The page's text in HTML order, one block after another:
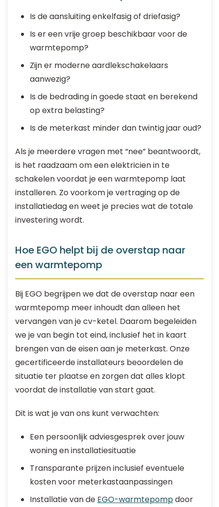
Is de aansluiting enkelfasig of driefasig?
Is er een vrije groep beschikbaar voor de
warmtepomp?
Zijn er moderne aardlekschakelaars
aanwezig?
Is de bedrading in goede staat en berekend
op extra belasting?
Is de meterkast minder dan twintig jaar oud?
Als je meerdere vragen met “nee” beantwoordt,
is het raadzaam om een elektricien in te
schakelen voordat je een warmtepomp laat
installeren. Zo voorkom je vertraging op de
installatiedag en weet je precies wat de totale
investering wordt.
Hoe EGO helpt bij de overstap naar
een warmtepomp
Bij EGO begrijpen we dat de overstap naar een
warmtepomp meer inhoudt dan alleen het
vervangen van je cv-ketel. Daarom begeleiden
we je van begin tot eind, inclusief het in kaart
brengen van de eisen aan je meterkast. Onze
gecertificeerde installateurs beoordelen de
situatie ter plaatse en zorgen dat alles klopt
voordat de installatie van start gaat.
Dit is wat je van ons kunt verwachten:
Een persoonlijk adviesgesprek over jouw
woning en installatiesituatie
Transparante prijzen inclusief eventuele
kosten voor meterkastaanpassingen
Installatie van de EGO-warmtepompdoor